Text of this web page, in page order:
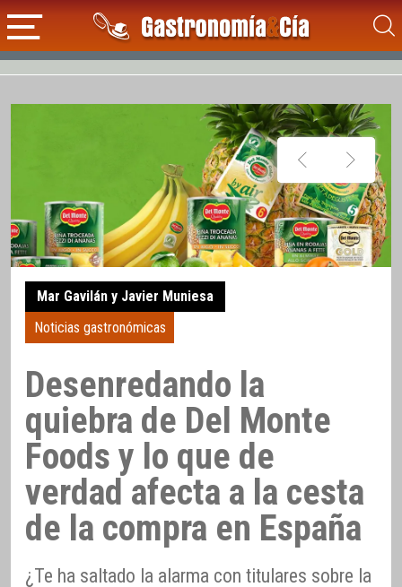
Mar Gavilán y Javier Muniesa
Noticias gastronómicas
Desenredando la
quiebra de Del Monte
Foods y lo que de
verdad afecta a la cesta
de la compra en España
¿Te ha saltado la alarma con titulares sobre la